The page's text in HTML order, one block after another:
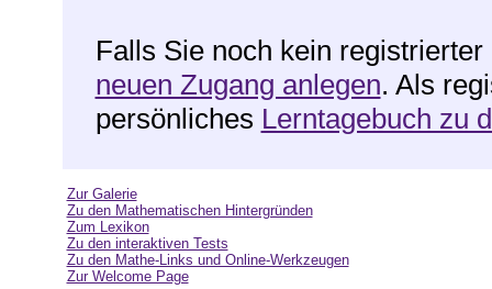
Falls Sie noch kein
neuen Zugang anlegen. Als
persönliches Lerntagebuch zu
Zur Galerie
Zu den Mathematischen Hintergründen
Zum Lexikon
Zu den interaktiven Tests
Zu den Mathe-Links und Online-Werkzeugen
Zur Welcome Page